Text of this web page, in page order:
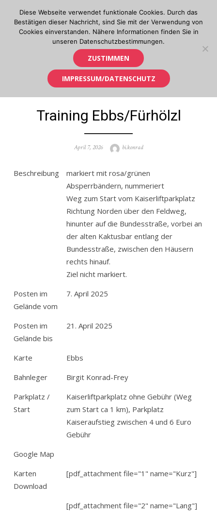
content
Orientierungslauf in Tirol
Training Ebbs/Fürhölzl
Posted
April 7, 2026 Author
bi.konrad
Beschreibung
markiert mit rosa/grünen
Absperrbändern, nummeriert
Weg zum Start vom Kaiserliftparkplatz
Richtung Norden über den Feldweg,
hinunter auf die Bundesstraße, vorbei an
der alten Kaktusbar entlang der
Bundesstraße, zwischen den Häusern
rechts hinauf.
Ziel nicht markiert.
Posten im
Gelände vom
7. April 2025
Posten im
Gelände bis
21. April 2025
Karte
Ebbs
Bahnleger
Birgit Konrad-Frey
Parkplatz /
Start
Kaiserliftparkplatz ohne Gebühr (Weg
zum Start ca 1 km), Parkplatz
Kaiseraufstieg zwischen 4 und 6 Euro
Gebühr
Google Map
Karten
Download
[pdf_attachment file="1" name="Kurz"]
[pdf_attachment file="2" name="Lang"]
Diese Webseite verwendet funktionale Cookies. Durch das
Bestätigen dieser Nachricht, sind Sie mit der Verwendung von
Cookies einverstanden. Nähere Informationen finden Sie in
unseren Datenschutzbestimmungen.
ZUSTIMMEN
IMPRESSUM/DATENSCHUTZ